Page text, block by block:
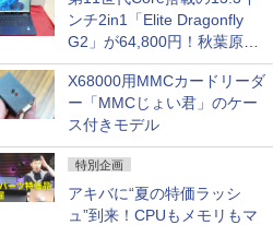
ンチ2in1「Elite Dragonfly
G2」が64,800円！秋葉原で
中古PCセール
X68000用MMCカードリーダ
ー「MMCじょい君」のケー
ス付きモデル
特別企画
アキバに“夏の特価ラッシ
ュ”到来！CPUもメモリもマ